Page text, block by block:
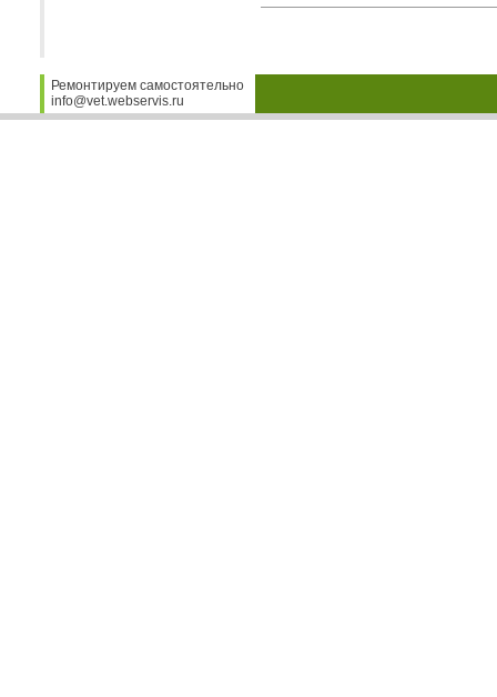
Ремонтируем самостоятельно
info@vet.webservis.ru